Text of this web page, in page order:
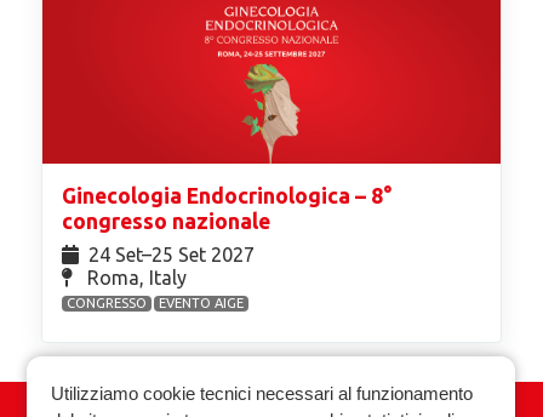
Ginecologia Endocrinologica – 8°
congresso nazionale
24 Set⁠–25 Set 2027
Roma, Italy
CONGRESSO EVENTO AIGE
Utilizziamo cookie tecnici necessari al funzionamento